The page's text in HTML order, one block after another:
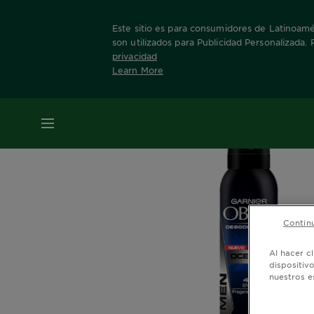
Este sitio es para consumidores de
son utilizados para Publicidad
privacidad
Learn More
MENÚ
Home Nuestras Marcas
Al hacer
nuestros